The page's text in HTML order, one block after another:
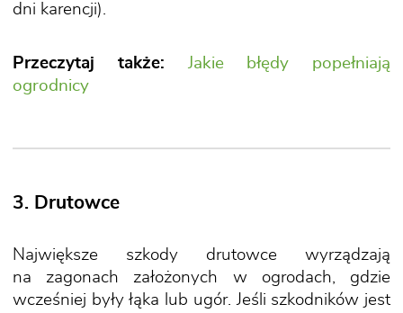
dni karencji).
Przeczytaj także:
Jakie błędy popełniają
ogrodnicy
3. Drutowce
Największe szkody drutowce wyrządzają
na zagonach założonych w ogrodach, gdzie
wcześniej były łąka lub ugór. Jeśli szkodników jest